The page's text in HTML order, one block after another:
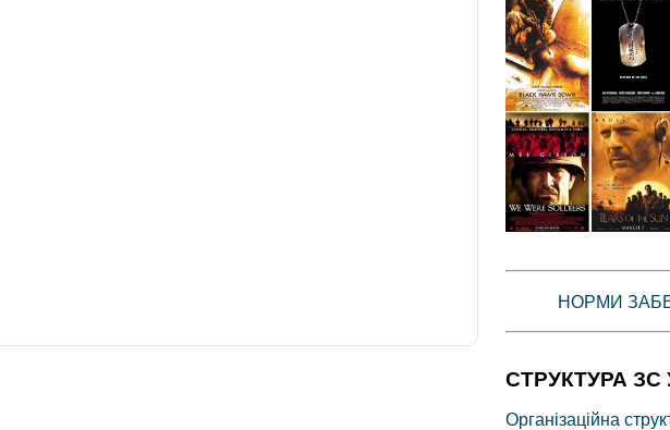
НОРМИ
СТРУКТУРА ЗС
Організаційна